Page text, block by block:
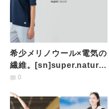
希少メリノウール×電気の
繊維。[sn]super.natural
が叶える上質ウェア
0